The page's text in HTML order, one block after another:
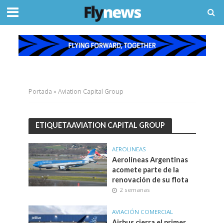
Portada »Aviation Capital Group
ETIQUETAAVIATION CAPITAL GROUP
AEROLINEAS
Aerolíneas Argentinas
acomete parte de la
renovación de su flota
2 semanas
AVIACIÓN COMERCIAL